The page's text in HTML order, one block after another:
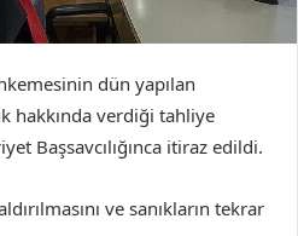
dün yapılan
hakkında verdiği tahliye
Başsavcılığınca itiraz edildi.
ve sanıkların tekrar